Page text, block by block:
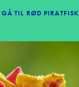
GÅ TIL RØD PIRATFISK